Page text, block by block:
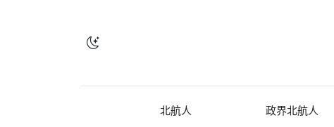
北航人 政界北航人